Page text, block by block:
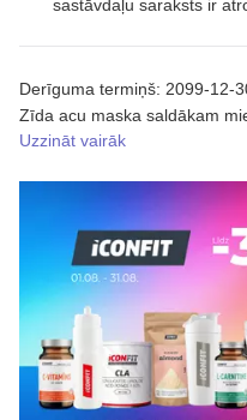
Derīguma termiņš: 2099-12-
Zīda acu maska saldākam
Uzzināt vairāk
sastāvdaļu saraksts ir